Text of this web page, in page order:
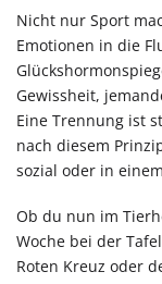
Nicht nur Sport
Emotionen in die
Gewissheit,
Eine Trennung ist
nach diesem
sozial oder in
Ob du nun im
Woche bei der
Roten Kreuz oder